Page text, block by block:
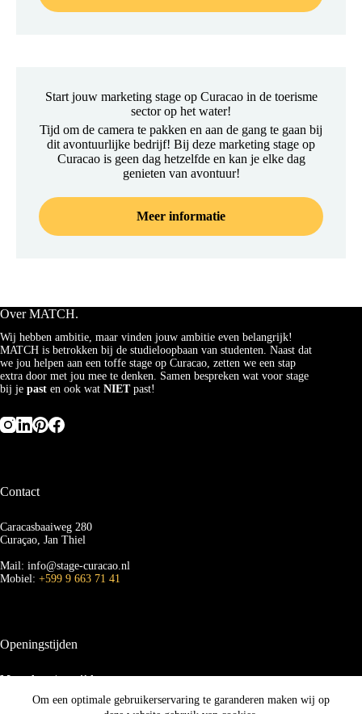
Om een optimale gebruikerservaring te garanderen maken wij op
Start jouw marketing stage op Curacao in de toerisme
sector op het water!
Tijd om de camera te pakken en aan de gang te gaan bij
dit avontuurlijke bedrijf! Bij deze marketing stage op
Curacao is geen dag hetzelfde en kan je elke dag
genieten van avontuur!
Meer informatie
Over MATCH.
Wij hebben ambitie, maar vinden jouw ambitie even belangrijk!
MATCH is betrokken bij de studieloopbaan van studenten. Naast dat
we jou helpen aan een toffe stage op Curacao, zetten we een stap
extra door met jou mee te denken. Samen bespreken wat voor stage
bij je past en ook wat NIET past!
Contact
Caracasbaaiweg 280
Curaçao, Jan Thiel
Mail: info@stage-curacao.nl
Mobiel: +599 9 663 71 41
Openingstijden
Maandag t/m vrijdag
van 09.00 tot 16.00 uur